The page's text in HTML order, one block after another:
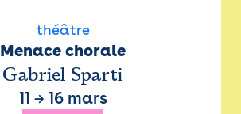
théâtre
Menace chorale
Gabriel Sparti
11 → 16 mars